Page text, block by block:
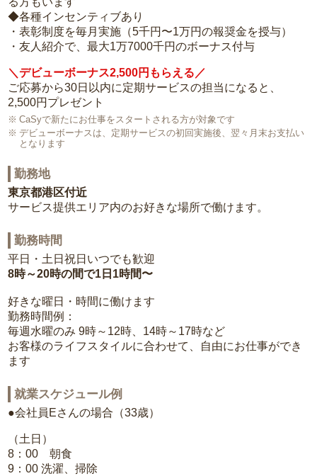
◆各種インセンティブあり
・表彰制度を毎月実施（5千円〜1万円の報奨金を授与）
・友人紹介で、最大1万7000千円のボーナス付与
＼デビューボーナス2,500円もらえる／
ご応募から30日以内に定期サービスの担当になると、
2,500円プレゼント
CaSyで新たにお仕事をスタートされる方が対象です
デビューボーナスは、定期サービスの初回実施後、翌々月末お支払い
となります
勤務地
東京都港区付近
サービス提供エリア内のお好きな場所で働けます。
勤務時間
平日・土日祝日いつでも歓迎
8時～20時の間で1日1時間〜
好きな曜日・時間に働けます
勤務時間例：
毎週水曜のみ 9時～12時、14時～17時など
お客様のライフスタイルに合わせて、自由にお仕事ができ
ます
就業スケジュール例
●会社員Eさんの場合（33歳）
（土日）
8：00 朝食
9：00 洗濯、掃除